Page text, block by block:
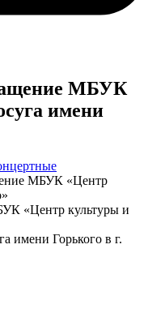
МБУК
имени
МБУК «Центр
имени Горького в г.